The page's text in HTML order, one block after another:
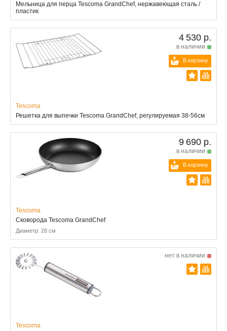
Мельница для перца Tescoma GrandChef, нержавеющая сталь /
пластик
4 530 р.
в наличии
В корзину
Tescoma
Решетка для выпечки Tescoma GrandChef, регулируемая 38-56см
9 690 р.
в наличии
В корзину
Tescoma
Сковорода Tescoma GrandChef
Диаметр: 28 см
нет в наличии
Tescoma